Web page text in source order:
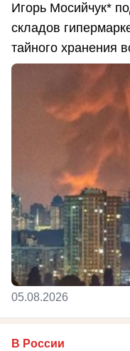
Игорь Мосийчук*
складов
тайного хранения
05.08.2026
В России